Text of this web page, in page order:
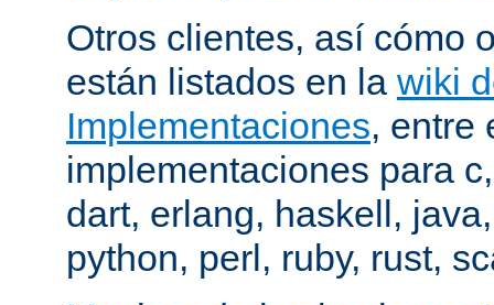
Otros clientes, así cómo
están listados en la wiki
Implementaciones, entre
implementaciones para
dart, erlang, haskell,
python, perl, ruby, rust,